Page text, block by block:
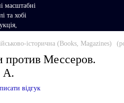
історична (Books, Magazines)
Мессеров.
А.
відгук